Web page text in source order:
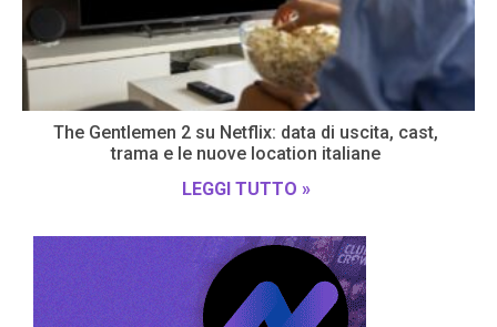
The Gentlemen 2 su Netflix: data di uscita, cast,
trama e le nuove location italiane
LEGGI TUTTO »